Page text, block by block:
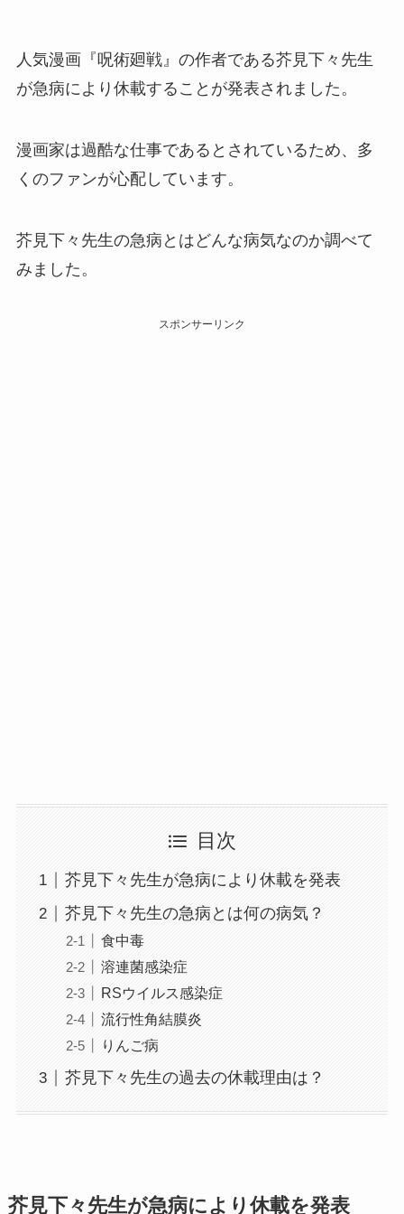
人気漫画『呪術廻戦』の作者である芥見下々先生
が急病により休載することが発表されました。
漫画家は過酷な仕事であるとされているため、多
くのファンが心配しています。
芥見下々先生の急病とはどんな病気なのか調べて
みました。
スポンサーリンク
目次
芥見下々先生が急病により休載を発表
芥見下々先生の急病とは何の病気？
食中毒
溶連菌感染症
RSウイルス感染症
流行性角結膜炎
りんご病
芥見下々先生の過去の休載理由は？
芥見下々先生が急病により休載を発表